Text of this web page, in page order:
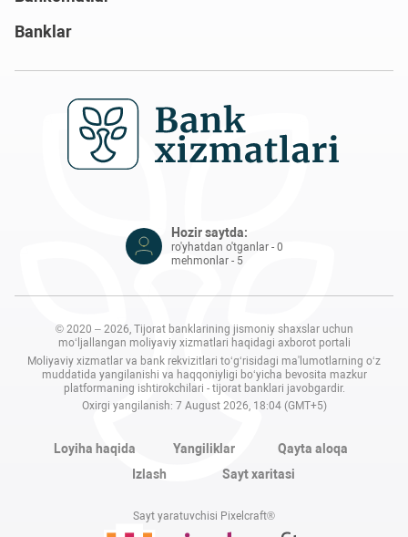
Banklar
Hozir saytda:
ro'yhatdan o'tganlar - 0
mehmonlar - 5
© 2020 – 2026, Tijorat banklarining jismoniy shaxslar uchun
mo‘ljallangan moliyaviy xizmatlari haqidagi axborot portali
Moliyaviy xizmatlar va bank rekvizitlari to‘g‘risidagi ma'lumotlarning o‘z
muddatida yangilanishi va haqqoniyligi bo‘yicha bevosita mazkur
platformaning ishtirokchilari - tijorat banklari javobgardir.
Oxirgi yangilanish: 7 August 2026, 18:04 (GMT+5)
Loyiha haqida Yangiliklar
Qayta aloqa
Izlash
Sayt xaritasi
Sayt yaratuvchisi Pixelcraft®